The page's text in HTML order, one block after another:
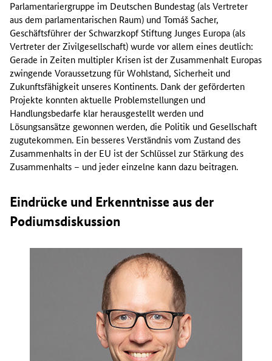
Parlamentariergruppe im Deutschen Bundestag (als Vertreter
aus dem parlamentarischen Raum) und Tomáš Sacher,
Geschäftsführer der Schwarzkopf Stiftung Junges Europa (als
Vertreter der Zivilgesellschaft) wurde vor allem eines deutlich:
Gerade in Zeiten multipler Krisen ist der Zusammenhalt Europas
zwingende Voraussetzung für Wohlstand, Sicherheit und
Zukunftsfähigkeit unseres Kontinents. Dank der geförderten
Projekte konnten aktuelle Problemstellungen und
Handlungsbedarfe klar herausgestellt werden und
Lösungsansätze gewonnen werden, die Politik und Gesellschaft
zugutekommen. Ein besseres Verständnis vom Zustand des
Zusammenhalts in der EU ist der Schlüssel zur Stärkung des
Zusammenhalts – und jeder einzelne kann dazu beitragen.
Eindrücke und Erkenntnisse aus der
Podiumsdiskussion